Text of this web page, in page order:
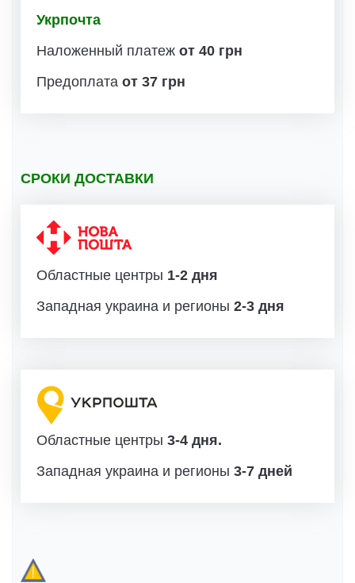
Укрпочта
Наложенный платеж от 40 грн
Предоплата от 37 грн
СРОКИ ДОСТАВКИ
Областные центры 1-2 дня
Западная украина и регионы 2-3 дня
Областные центры 3-4 дня.
Западная украина и регионы 3-7 дней